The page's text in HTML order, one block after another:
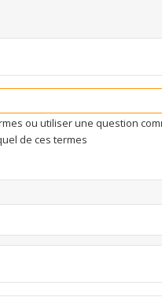
ou utiliser une question
de ces termes